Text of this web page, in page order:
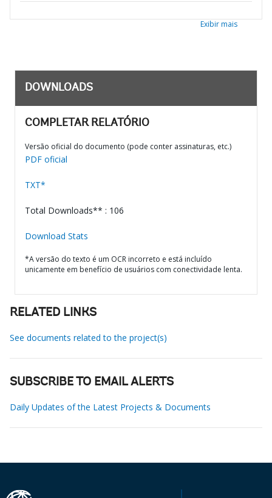
Exibir mais
DOWNLOADS
COMPLETAR RELATÓRIO
Versão oficial do documento (pode conter assinaturas, etc.)
PDF oficial
TXT*
Total Downloads** : 106
Download Stats
*A versão do texto é um OCR incorreto e está incluído
unicamente em benefício de usuários com conectividade lenta.
RELATED LINKS
See documents related to the project(s)
SUBSCRIBE TO EMAIL ALERTS
Daily Updates of the Latest Projects & Documents